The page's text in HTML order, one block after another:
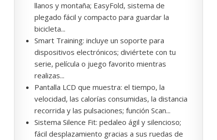
llanos y montaña; EasyFold, sistema de
plegado fácil y compacto para guardar la
bicicleta...
Smart Training: incluye un soporte para
dispositivos electrónicos; diviértete con tu
serie, película o juego favorito mientras
realizas...
Pantalla LCD que muestra: el tiempo, la
velocidad, las calorías consumidas, la distancia
recorrida y las pulsaciones; función Scan...
Sistema Silence Fit: pedaleo ágil y silencioso;
fácil desplazamiento gracias a sus ruedas de